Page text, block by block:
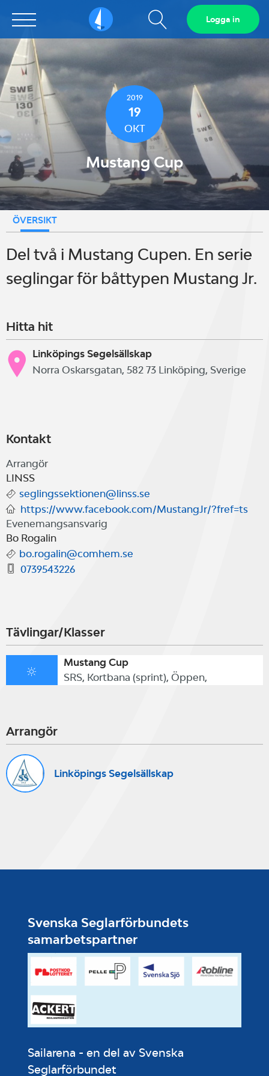
Sailarena Visa
sökfält
Logga in
2019
19
OKT
Mustang Cup
ÖVERSIKT
Del två i Mustang Cupen. En serie
seglingar för båttypen Mustang Jr.
Hitta hit
Linköpings Segelsällskap
Norra Oskarsgatan, 582 73 Linköping, Sverige
Kontakt
Arrangör
LINSS
seglingssektionen@linss.se
https://www.facebook.com/MustangJr/?fref=ts
Evenemangsansvarig
Bo Rogalin
bo.rogalin@comhem.se
0739543226
Tävlingar/Klasser
Mustang Cup
SRS, Kortbana (sprint), Öppen,
Arrangör
Linköpings Segelsällskap
Svenska Seglarförbundets
samarbetspartner
Sailarena - en del av Svenska
Seglarförbundet